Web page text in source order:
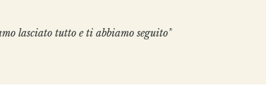
lasciato tutto e ti abbiamo seguito”